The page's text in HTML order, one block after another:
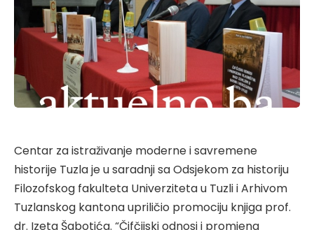
Centar za istraživanje moderne i savremene
historije Tuzla je u saradnji sa Odsjekom za historiju
Filozofskog fakulteta Univerziteta u Tuzli i Arhivom
Tuzlanskog kantona upriličio promociju knjiga prof.
dr. Izeta Šabotića. “Čifčijski odnosi i promjena